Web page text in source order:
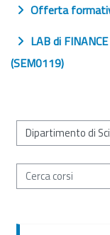
Offerta
LAB di
(SEM0119)
Categorie di corso
Cerca corsi